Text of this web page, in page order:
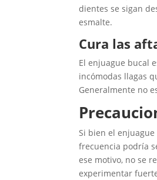
dientes se sigan
esmalte.
Cura las
El enjuague bucal
incómodas llagas
Generalmente no
Si bien el
frecuencia podría
ese motivo, no se
experimentar